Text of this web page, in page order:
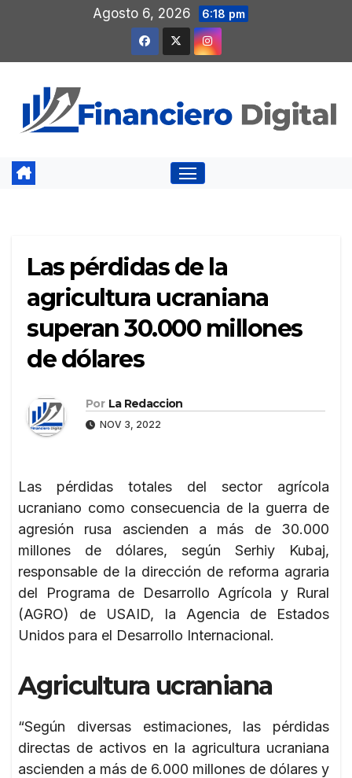
contenido
Agosto 6, 2026 6:18 pm
Las pérdidas de la
agricultura ucraniana
superan 30.000 millones
de dólares
Por La Redaccion
NOV 3, 2022
Las pérdidas totales del sector agrícola
ucraniano como consecuencia de la guerra de
agresión rusa ascienden a más de 30.000
millones de dólares, según Serhiy Kubaj,
responsable de la dirección de reforma agraria
del Programa de Desarrollo Agrícola y Rural
(AGRO) de USAID, la Agencia de Estados
Unidos para el Desarrollo Internacional.
Agricultura ucraniana
“Según diversas estimaciones, las pérdidas
directas de activos en la agricultura ucraniana
ascienden a más de 6.000 millones de dólares y